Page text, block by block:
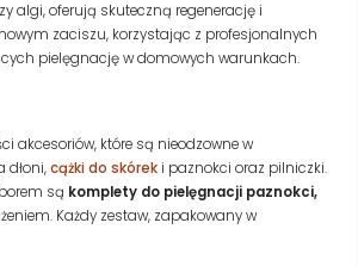
algi, oferują skuteczną regenerację i
zaciszu, korzystając z profesjonalnych
pielęgnację w domowych warunkach.
akcesoriów, które są nieodzowne w
dłoni,cążki do skórek i paznokci oraz pilniczki.
są komplety do pielęgnacji paznokci,
Każdy zestaw, zapakowany w